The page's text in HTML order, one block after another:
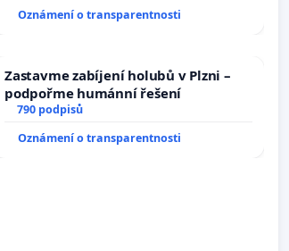
Oznámení o transparentnosti
Zastavme zabíjení holubů v Plzni –
podpořme humánní řešení
790 podpisů
Oznámení o transparentnosti